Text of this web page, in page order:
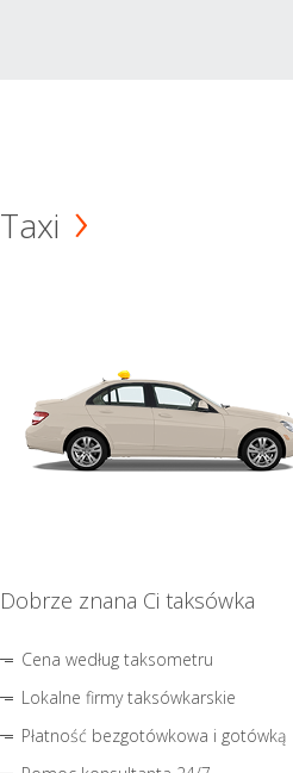
Taxi
Dobrze znana Ci taksówka
Cena według taksometru
Lokalne firmy taksówkarskie
Płatność bezgotówkowa i gotówką